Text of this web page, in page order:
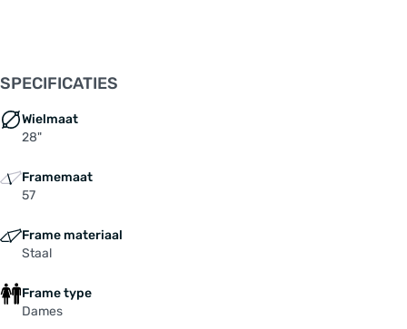
SPECIFICATIES
Wielmaat
28"
Framemaat
57
Frame materiaal
Staal
Frame type
Dames